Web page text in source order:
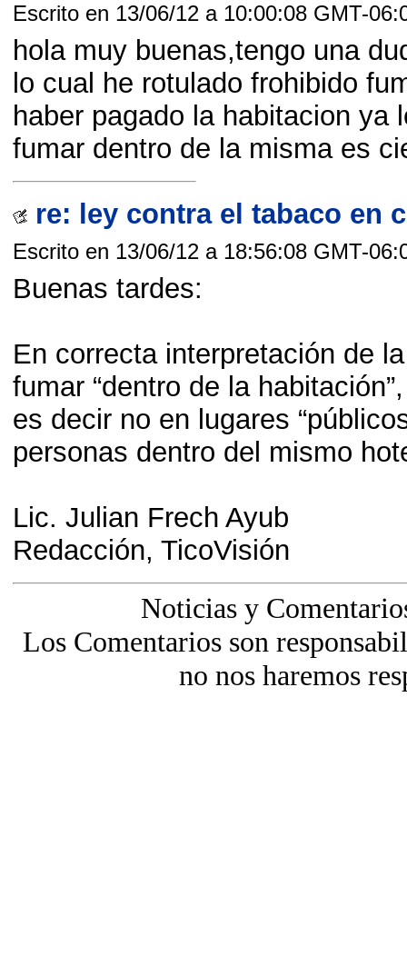
Escrito en 13/06/12 a 10:00:08 GMT-
hola muy buenas,tengo una
lo cual he rotulado frohibido
haber pagado la habitacion ya
fumar dentro de la misma es
re: ley contra el tabaco en
Escrito en 13/06/12 a 18:56:08 GMT-
Buenas tardes:
En correcta interpretación de
fumar “dentro de la
es decir no en lugares
personas dentro del mismo
Lic. Julian Frech Ayub
Redacción, TicoVisión
Noticias y
Los Comentarios son
no nos haremos